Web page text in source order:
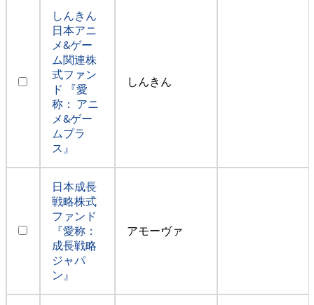
しんきん
日本アニ
メ&ゲー
ム関連株
式ファン
ド 『愛
称： アニ
メ&ゲー
ムプラ
ス』
しんきん
日本成長
戦略株式
ファンド
『愛称：
成長戦略
ジャパ
ン』
アモーヴァ